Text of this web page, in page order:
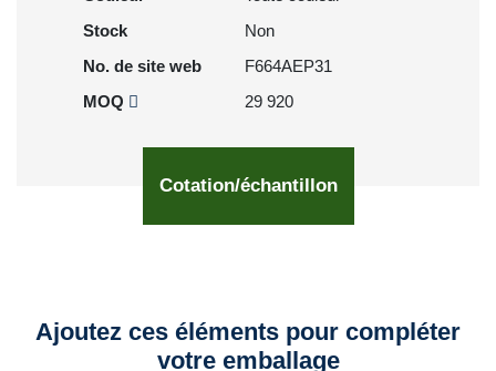
Stock
Non
No. de site web
F664AEP31
MOQ
29 920
Cotation/échantillon
Ajoutez ces éléments pour compléter
votre emballage